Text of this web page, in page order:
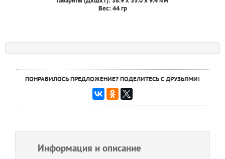
Вес: 44 гр
ПОНРАВИЛОСЬ ПРЕДЛОЖЕНИЕ? ПОДЕЛИТЕСЬ С ДРУЗЬЯМИ!
Информация и описание